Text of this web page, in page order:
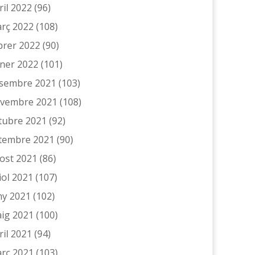
2022 (96)
2022 (108)
2022 (90)
2022 (101)
2021 (103)
2021 (108)
2021 (92)
2021 (90)
2021 (86)
2021 (107)
2021 (102)
2021 (100)
2021 (94)